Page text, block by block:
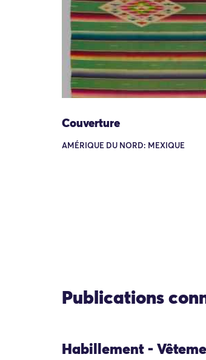
Couverture
AMÉRIQUE DU NORD: MEXIQUE
Publications
Habillement -